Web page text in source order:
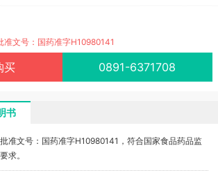
准文号：国药准字H10980141
买 0891-6371708
书
准文号：国药准字H10980141，符合国家食品药品监
求。